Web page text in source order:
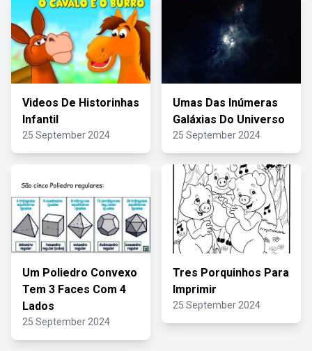
Videos De Historinhas
Infantil
25 September 2024
Umas Das Inúmeras
Galáxias Do Universo
25 September 2024
Um Poliedro Convexo
Tem 3 Faces Com 4
Lados
25 September 2024
Tres Porquinhos Para
Imprimir
25 September 2024